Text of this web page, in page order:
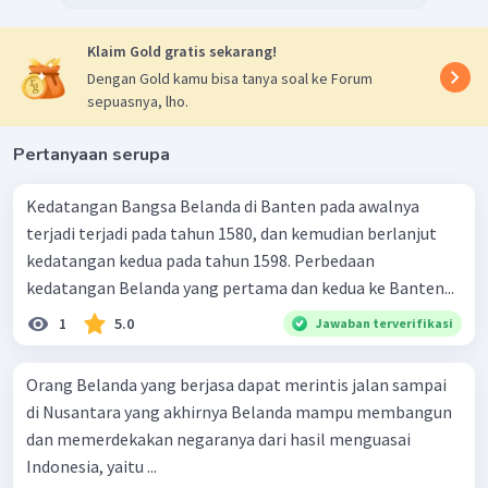
Klaim Gold gratis sekarang!
Dengan Gold kamu bisa tanya soal ke Forum
sepuasnya, lho.
Pertanyaan serupa
Kedatangan Bangsa Belanda di Banten pada awalnya
terjadi terjadi pada tahun 1580, dan kemudian berlanjut
kedatangan kedua pada tahun 1598. Perbedaan
kedatangan Belanda yang pertama dan kedua ke Banten...
1 5.0 Jawaban terverifikasi
Orang Belanda yang berjasa dapat merintis jalan sampai
di Nusantara yang akhirnya Belanda mampu membangun
dan memerdekakan negaranya dari hasil menguasai
Indonesia, yaitu ...